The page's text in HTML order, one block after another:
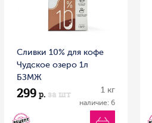
Сливки 10% для кофе
Чудское озеро 1л
БЗМЖ
299 р. за шт 1 кг
наличие: 6